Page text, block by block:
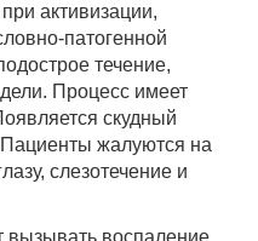
активизации,
патогенной
течение,
Процесс имеет
скудный
Пациенты жалуются на
слезотечение и
вызывать воспаление